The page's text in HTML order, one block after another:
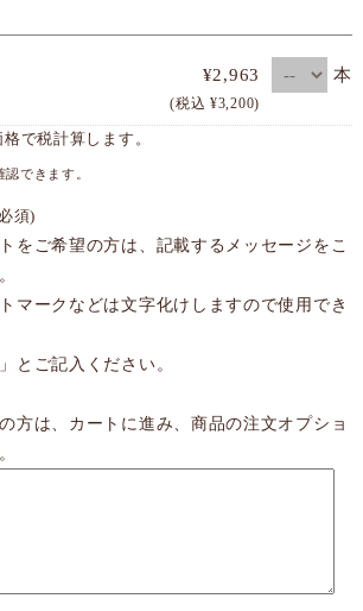
¥2,963
(税込 ¥3,200)
本
で税計算します。
できます。
須)
をご希望の方は、記載するメッセージをこ
マークなどは文字化けしますので使用でき
とご記入ください。
方は、カートに進み、商品の注文オプショ